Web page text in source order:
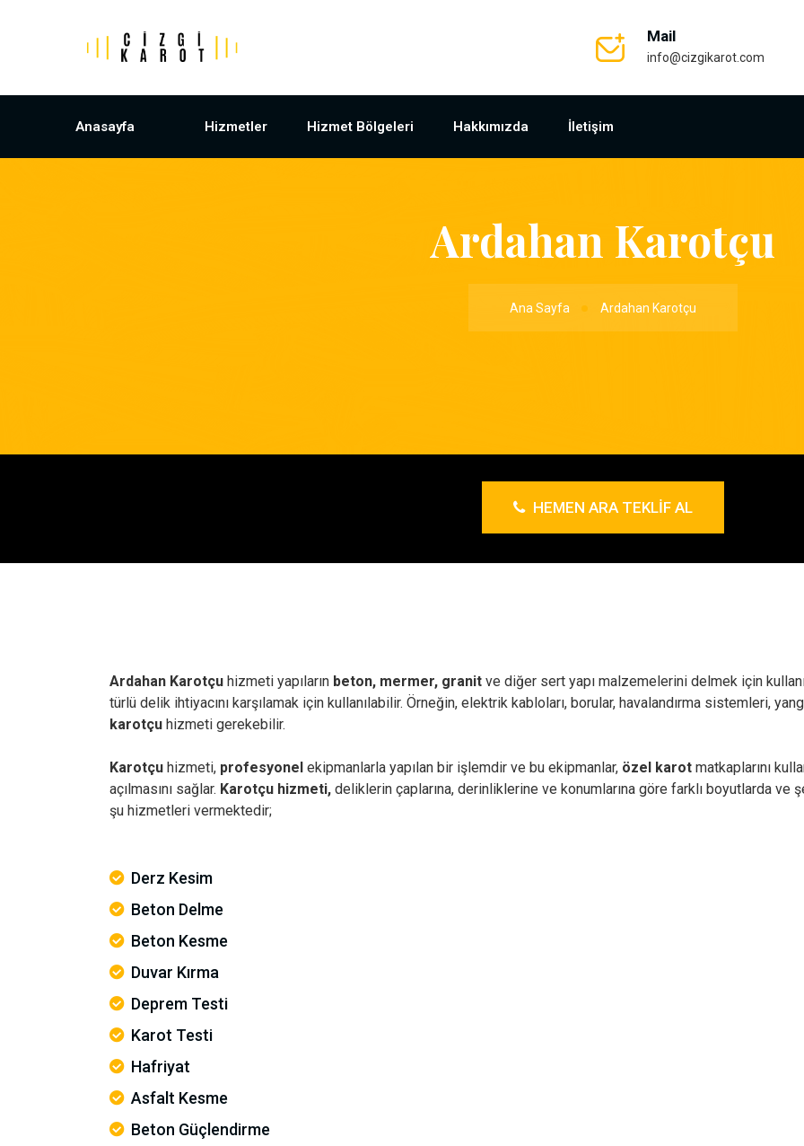
Mail
info@cizgikarot.com
Anasayfa Hizmetler Hizmet Bölgeleri Hakkımızda İletişim
Ardahan Karotçu
Ana Sayfa Ardahan Karotçu
HEMEN ARA TEKLIF AL
Ardahan Karotçu hizmeti yapıların beton, mermer, granit ve diğer sert yapı malzemelerini delmek için
türlü delik ihtiyacını karşılamak için kullanılabilir. Örneğin, elektrik kabloları, borular, havalandırma sistemleri,
karotçu hizmeti gerekebilir.
Karotçu hizmeti, profesyonel ekipmanlarla yapılan bir işlemdir ve bu ekipmanlar, özel karot matkaplarını
açılmasını sağlar. Karotçu hizmeti, deliklerin çaplarına, derinliklerine ve konumlarına göre farklı boyutlarda ve
şu hizmetleri vermektedir;
Derz Kesim
Beton Delme
Beton Kesme
Duvar Kırma
Deprem Testi
Karot Testi
Hafriyat
Asfalt Kesme
Beton Güçlendirme